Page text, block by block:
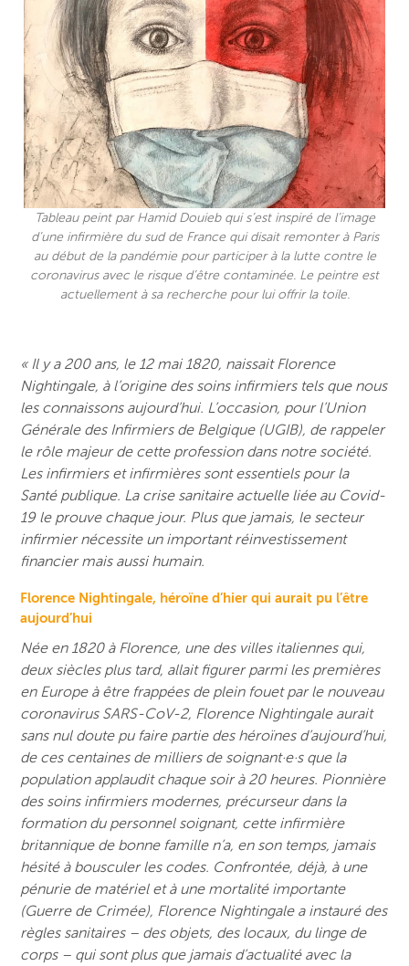
Tableau peint par Hamid Douieb qui s’est inspiré de l’image
d’une infirmière du sud de France qui disait remonter à Paris
au début de la pandémie pour participer à la lutte contre le
coronavirus avec le risque d’être contaminée. Le peintre est
actuellement à sa recherche pour lui offrir la toile.
« Il y a 200 ans, le 12 mai 1820, naissait Florence
Nightingale, à l’origine des soins infirmiers tels que nous
les connaissons aujourd’hui. L’occasion, pour l’Union
Générale des Infirmiers de Belgique (UGIB), de rappeler
le rôle majeur de cette profession dans notre société.
Les infirmiers et infirmières sont essentiels pour la
Santé publique. La crise sanitaire actuelle liée au Covid-
19 le prouve chaque jour. Plus que jamais, le secteur
infirmier nécessite un important réinvestissement
financier mais aussi humain.
Florence Nightingale, héroïne d’hier qui aurait pu l’être
aujourd’hui
Née en 1820 à Florence, une des villes italiennes qui,
deux siècles plus tard, allait figurer parmi les premières
en Europe à être frappées de plein fouet par le nouveau
coronavirus SARS-CoV-2, Florence Nightingale aurait
sans nul doute pu faire partie des héroïnes d’aujourd’hui,
de ces centaines de milliers de soignant·e·s que la
population applaudit chaque soir à 20 heures. Pionnière
des soins infirmiers modernes, précurseur dans la
formation du personnel soignant, cette infirmière
britannique de bonne famille n’a, en son temps, jamais
hésité à bousculer les codes. Confrontée, déjà, à une
pénurie de matériel et à une mortalité importante
(Guerre de Crimée), Florence Nightingale a instauré des
règles sanitaires – des objets, des locaux, du linge de
corps – qui sont plus que jamais d’actualité avec la